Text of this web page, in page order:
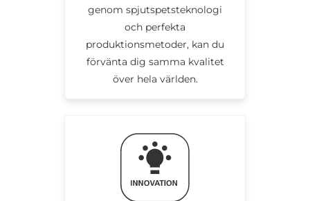
genom spjutspetsteknologi
och perfekta
produktionsmetoder, kan du
förvänta dig samma kvalitet
över hela världen.